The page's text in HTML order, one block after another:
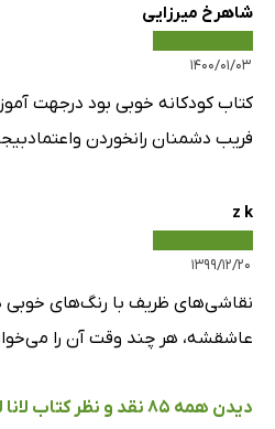
شاهرخ میرزایی
۱۴۰۰/۰۱/۰۳
کتاب کودکانه خوبی بود درجهت
فریب دشمنان رانخوردن
z k
۱۳۹۹/۱۲/۲۰
نقاشی‌های ظریف با رنگ‌های خوبی
عاشقشه، هر چند وقت آن را
دیدن همه 85 نقد و نظر کتاب لانا لاما و بره کوچولوی او...